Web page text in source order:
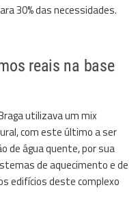
30% das necessidades.
reais na base
utilizava um mix
com este último a ser
de água quente, por sua
de aquecimento e de
edifícios deste complexo